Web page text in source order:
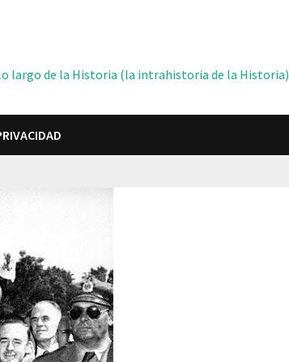
lo largo de la Historia (la intrahistoria de la Historia)